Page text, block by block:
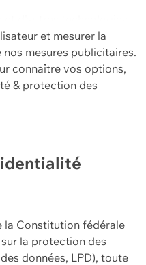
et mesurer la
mesures publicitaires.
connaître vos options,
& protection des
la Constitution fédérale
la protection des
données, LPD), toute